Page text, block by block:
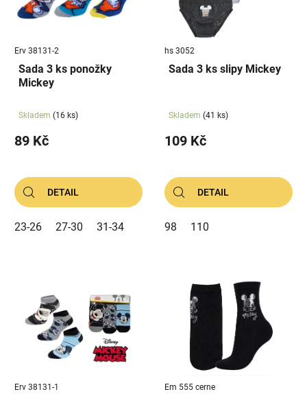
Erv 38131-2
Sada 3 ks ponožky
Mickey
Skladem (16 ks)
89 Kč
DETAIL
23-26 27-30 31-34
hs 3052
Sada 3 ks slipy Mickey
Skladem (41 ks)
109 Kč
DETAIL
98 110
Erv 38131-1 Em 555 cerne